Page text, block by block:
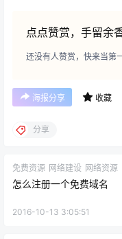
点点赞赏，手留余
还没有人赞赏，快来当第
海报分享 收藏
分享
免费资源 网络建设 网络资源
怎么注册一个免费域名
2016-10-13 3:05:51